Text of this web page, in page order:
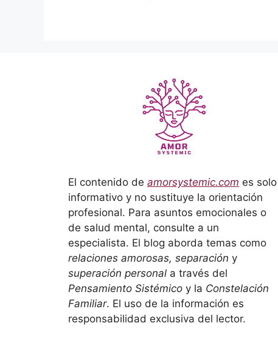
El contenido de amorsystemic.com es solo
informativo y no sustituye la orientación
profesional. Para asuntos emocionales o
de salud mental, consulte a un
especialista. El blog aborda temas como
relaciones amorosas, separación y
superación personal a través del
Pensamiento Sistémico y la Constelación
Familiar. El uso de la información es
responsabilidad exclusiva del lector.